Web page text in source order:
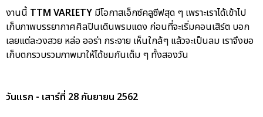
งานนี้ TTM VARIETY มีโอกาสเอ็กซ์คลูซีฟสุด ๆ เพราะเราได้เข้าไป
เก็บภาพบรรยากาศศิลปินเดินพรมแดง ก่อนที่จะเริ่มคอนเสิร์ต บอก
เลยแต่ละวงสวย หล่อ ออร่า กระจาย เห็นใกล้ๆ แล้วจะเป็นลม เราจึงขอ
เก็บตกรวบรวมภาพมาให้ได้ชมกันเต็ม ๆ ทั้งสองวัน
วันแรก - เสาร์ที่ 28 กันยายน 2562